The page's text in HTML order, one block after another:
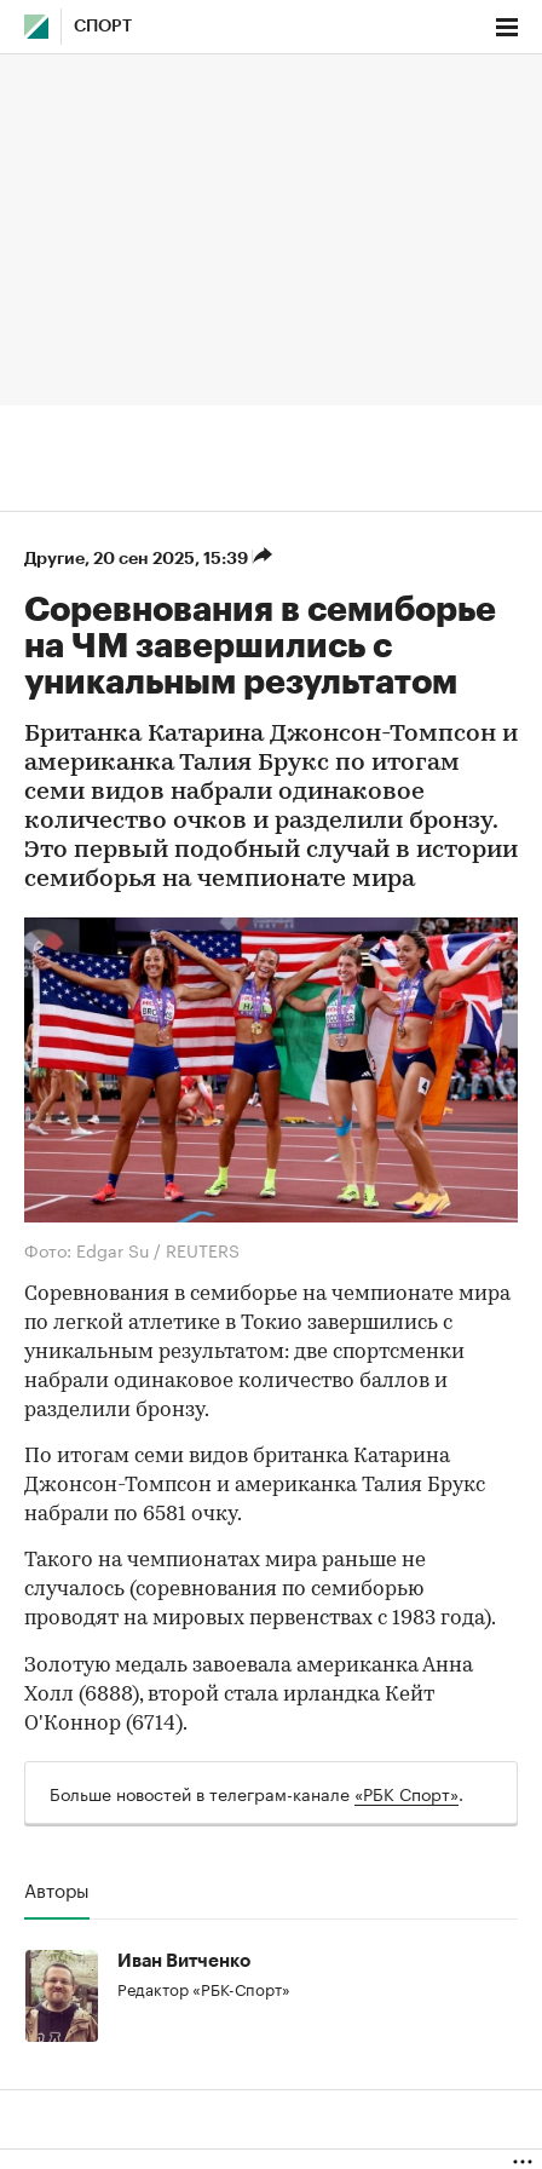
СПОРТ
Другие⁠, 20 сен 2025, 15:39
Соревнования в семиборье
на ЧМ завершились с
уникальным результатом
Британка Катарина Джонсон-Томпсон и
американка Талия Брукс по итогам
семи видов набрали одинаковое
количество очков и разделили бронзу.
Это первый подобный случай в истории
семиборья на чемпионате мира
Фото: Edgar Su / REUTERS
Соревнования в семиборье на чемпионате мира
по легкой атлетике в Токио завершились с
уникальным результатом: две спортсменки
набрали одинаковое количество баллов и
разделили бронзу.
По итогам семи видов британка Катарина
Джонсон-Томпсон и американка Талия Брукс
набрали по 6581 очку.
Такого на чемпионатах мира раньше не
случалось (соревнования по семиборью
проводят на мировых первенствах с 1983 года).
Золотую медаль завоевала американка Анна
Холл (6888), второй стала ирландка Кейт
О'Коннор (6714).
Больше новостей в телеграм-канале «РБК Спорт».
Авторы
Иван Витченко
Редактор «РБК-Спорт»